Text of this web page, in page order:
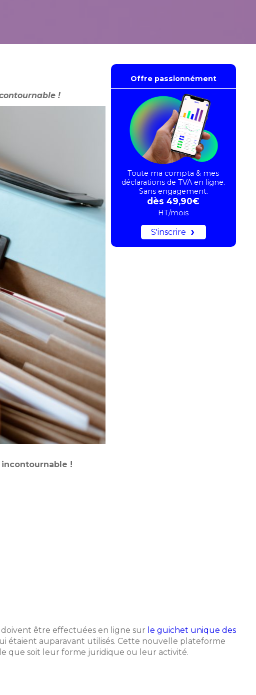
Offre passionnément
Toute ma compta & mes
déclarations de TVA en ligne.
Sans engagement.
dès 49,90€
HT/mois
S'inscrire
!
!
doivent être effectuées en ligne sur le guichet unique des
étaient auparavant utilisés. Cette nouvelle plateforme
que soit leur forme juridique ou leur activité.